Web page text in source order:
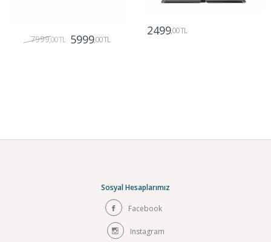
7999,00 TL 5999,00 TL
2499,00 TL
Sosyal Hesaplarımız
Facebook
Instagram